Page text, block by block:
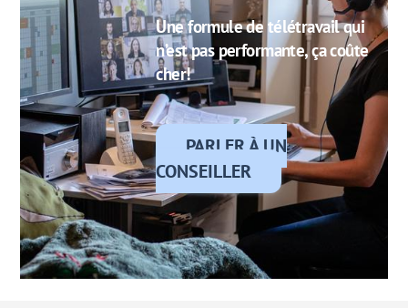
Une formule de télétravail qui
n’est pas performante, ça coûte
cher!
PARLER À UN
CONSEILLER